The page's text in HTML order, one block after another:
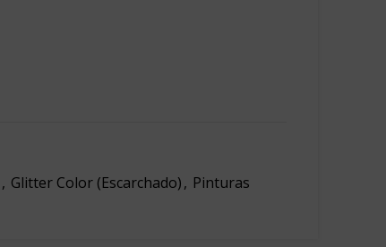
, Glitter Color (Escarchado), Pinturas